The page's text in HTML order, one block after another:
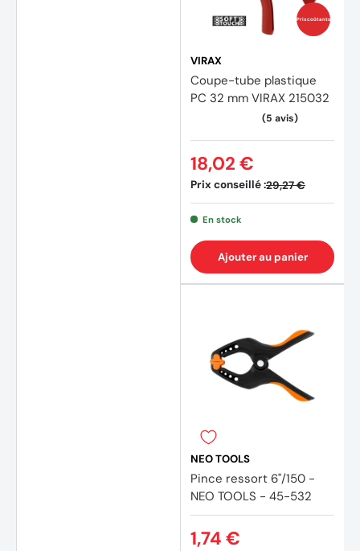
Prix coûtants
VIRAX
Coupe-tube plastique
PC 32 mm VIRAX 215032
Prix conseillé :29,27 €
18,02 €
En stock
Ajouter au panier
NEO TOOLS
Pince ressort 6"/150 -
NEO TOOLS - 45-532
1,74 €